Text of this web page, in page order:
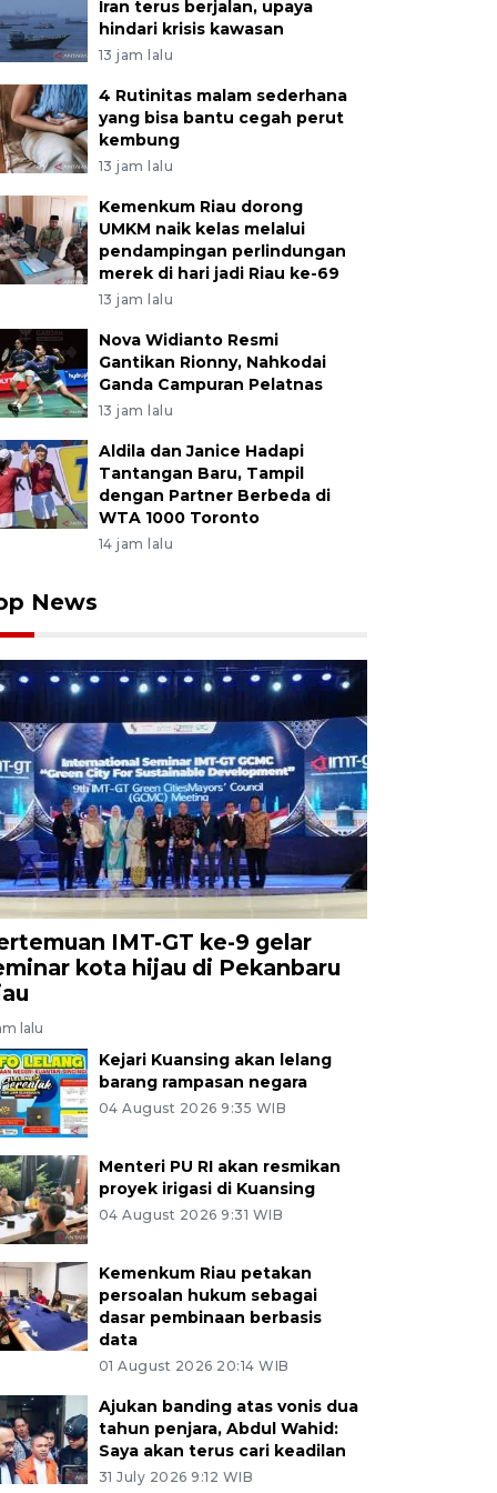
Iran terus berjalan, upaya
hindari krisis kawasan
13 jam lalu
4 Rutinitas malam sederhana
yang bisa bantu cegah perut
kembung
13 jam lalu
Kemenkum Riau dorong
UMKM naik kelas melalui
pendampingan perlindungan
merek di hari jadi Riau ke-69
13 jam lalu
Nova Widianto Resmi
Gantikan Rionny, Nahkodai
Ganda Campuran Pelatnas
13 jam lalu
Aldila dan Janice Hadapi
Tantangan Baru, Tampil
dengan Partner Berbeda di
WTA 1000 Toronto
14 jam lalu
News
IMT-GT ke-9 gelar
kota hijau di Pekanbaru
lalu
Kejari Kuansing akan lelang
barang rampasan negara
04 August 2026 9:35 WIB
Menteri PU RI akan resmikan
proyek irigasi di Kuansing
04 August 2026 9:31 WIB
Kemenkum Riau petakan
persoalan hukum sebagai
dasar pembinaan berbasis
data
01 August 2026 20:14 WIB
Ajukan banding atas vonis dua
tahun penjara, Abdul Wahid:
Saya akan terus cari keadilan
31 July 2026 9:12 WIB